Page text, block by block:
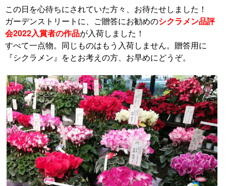
この日を心待ちにされていた方々、お待たせしました！
ガーデンストリートに、ご贈答にお勧めのシクラメン品評
会2022入賞者の作品が入荷しました ！
すべて一点物。同じものはもう入荷しません。贈答用に
『シクラメン』をとお考えの方、お早めにどうぞ。